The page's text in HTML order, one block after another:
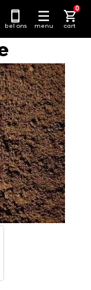
bel ons menu cart
0